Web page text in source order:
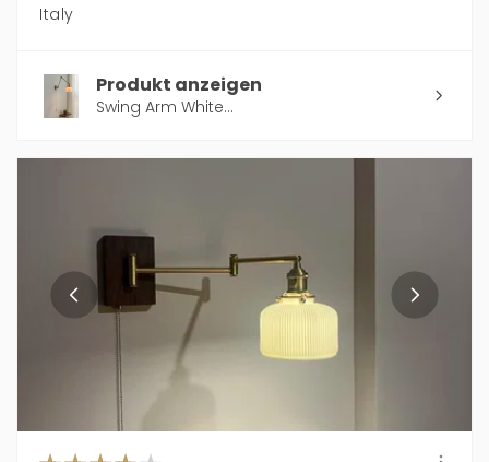
Italy
Produkt anzeigen
Swing Arm White...